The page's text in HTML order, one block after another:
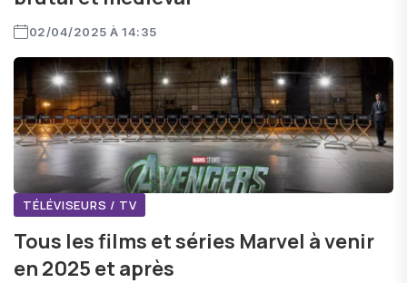
02/04/2025 À 14:35
TÉLÉVISEURS / TV
Tous les films et séries Marvel à venir
en 2025 et après